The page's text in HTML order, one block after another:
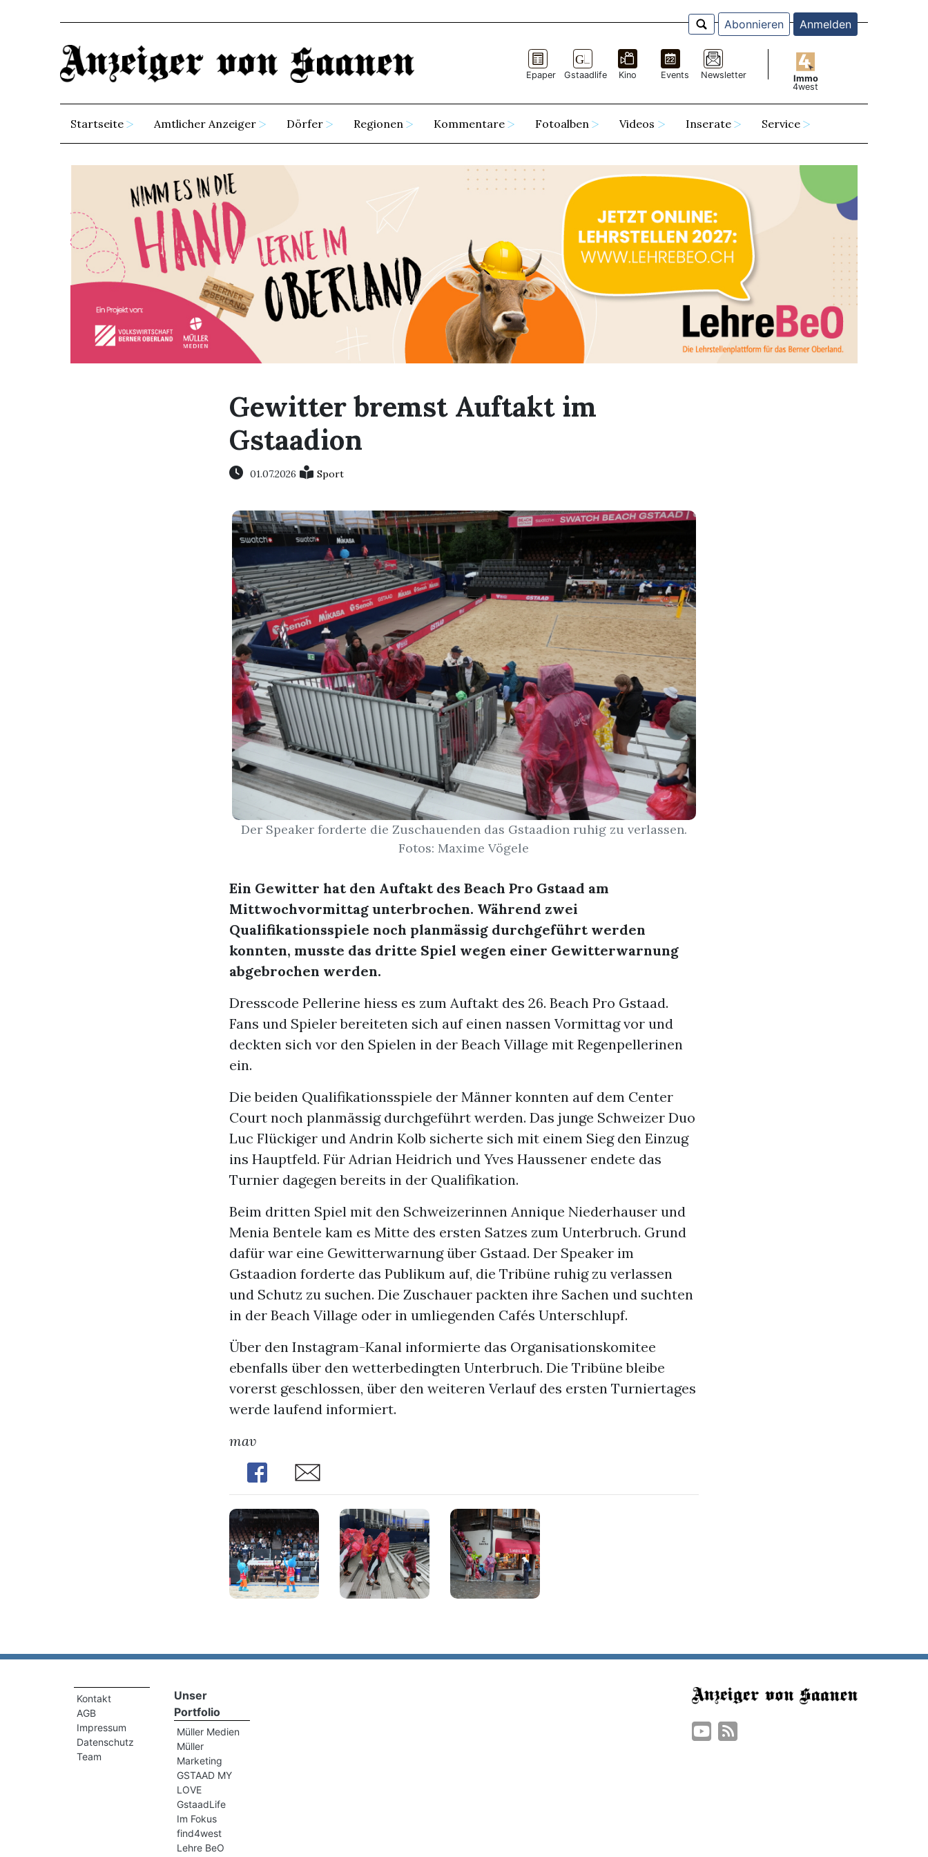
Abonnieren Anmelden
Epaper Gstaadlife Kino Events Newsletter
Immo
4west
Startseite Amtlicher Anzeiger Dörfer Regionen Kommentare Fotoalben Videos Inserate Service
Gewitter bremst Auftakt im
Gstaadion
01.07.2026 Sport
Der Speaker forderte die Zuschauenden das Gstaadion ruhig zu verlassen.
Fotos: Maxime Vögele
Ein Gewitter hat den Auftakt des Beach Pro Gstaad am
Mittwochvormittag unterbrochen. Während zwei
Qualifikationsspiele noch planmässig durchgeführt werden
konnten, musste das dritte Spiel wegen einer Gewitterwarnung
abgebrochen werden.
Dresscode Pellerine hiess es zum Auftakt des 26. Beach Pro Gstaad.
Fans und Spieler bereiteten sich auf einen nassen Vormittag vor und
deckten sich vor den Spielen in der Beach Village mit Regenpellerinen
ein.
Die beiden Qualifikationsspiele der Männer konnten auf dem Center
Court noch planmässig durchgeführt werden. Das junge Schweizer Duo
Luc Flückiger und Andrin Kolb sicherte sich mit einem Sieg den Einzug
ins Hauptfeld. Für Adrian Heidrich und Yves Haussener endete das
Turnier dagegen bereits in der Qualifikation.
Beim dritten Spiel mit den Schweizerinnen Annique Niederhauser und
Menia Bentele kam es Mitte des ersten Satzes zum Unterbruch. Grund
dafür war eine Gewitterwarnung über Gstaad. Der Speaker im
Gstaadion forderte das Publikum auf, die Tribüne ruhig zu verlassen
und Schutz zu suchen. Die Zuschauer packten ihre Sachen und suchten
in der Beach Village oder in umliegenden Cafés Unterschlupf.
Über den Instagram-Kanal informierte das Organisationskomitee
ebenfalls über den wetterbedingten Unterbruch. Die Tribüne bleibe
vorerst geschlossen, über den weiteren Verlauf des ersten Turniertages
werde laufend informiert.
mav
Share
Share
Kontakt
AGB
Impressum
Datenschutz
Team
Unser
Portfolio
Müller Medien
Müller
Marketing
GSTAAD MY
LOVE
GstaadLife
Im Fokus
find4west
Lehre BeO